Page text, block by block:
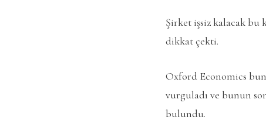
Şirket işsiz kalacak bu
dikkat çekti.
Oxford Economics
vurguladı ve bunun
bulundu.